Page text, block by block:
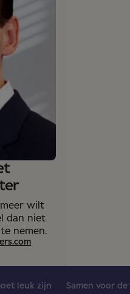
wilt
dan niet
nemen.
leuk zijn Samen voor